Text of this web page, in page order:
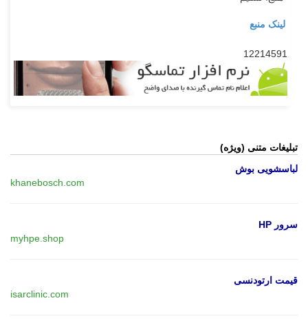
لینک منبع
12214591
تبلیغات متنی (ویژه)
لباسشویی بوش
khanebosch.com
سرور HP
myhpe.shop
قیمت ارتودنسی
isarclinic.com